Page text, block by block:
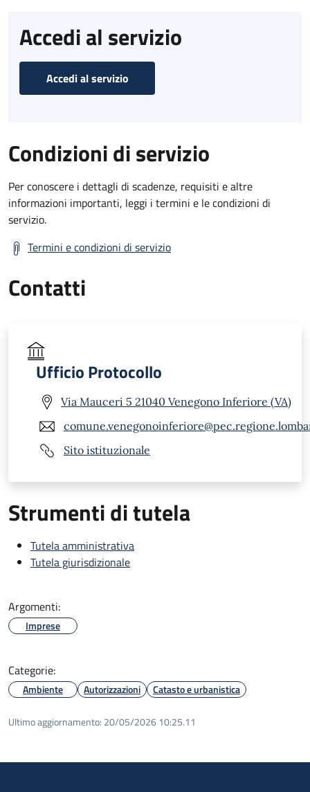
Accedi al servizio
Accedi al servizio
Condizioni di servizio
Per conoscere i dettagli di scadenze, requisiti e altre
informazioni importanti, leggi i termini e le condizioni di
servizio.
Termini e condizioni di servizio
Contatti
Ufficio Protocollo
Via Mauceri 5 21040 Venegono Inferiore (VA)
Sito istituzionale
Strumenti di tutela
Tutela amministrativa
Tutela giurisdizionale
Argomenti:
Imprese
Categorie:
Ambiente Autorizzazioni Catasto e urbanistica
Ultimo aggiornamento: 20/05/2026 10:25.11